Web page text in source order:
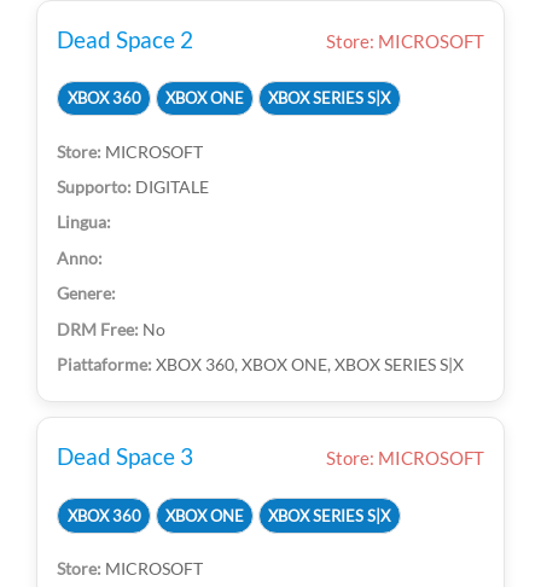
Dead Space 2 Store: MICROSOFT
XBOX 360 XBOX ONE XBOX SERIES S|X
MICROSOFT
DIGITALE
No
XBOX 360, XBOX ONE, XBOX SERIES S|X
Dead Space 3 Store: MICROSOFT
XBOX 360 XBOX ONE XBOX SERIES S|X
MICROSOFT